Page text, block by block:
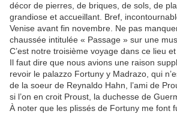
décor de pierres, de briques, de sols, de
grandiose et accueillant. Bref,
Venise avant fin novembre. Ne pas
chaussée intitulée « Passage » sur une
C’est notre troisième voyage dans ce lieu
Il faut dire que nous avions une raison
revoir le palazzo Fortuny y Madrazo, qui
de la soeur de Reynaldo Hahn, l’ami de
si l’on en croit Proust, la duchesse de
À noter que les plissés de Fortuny me font